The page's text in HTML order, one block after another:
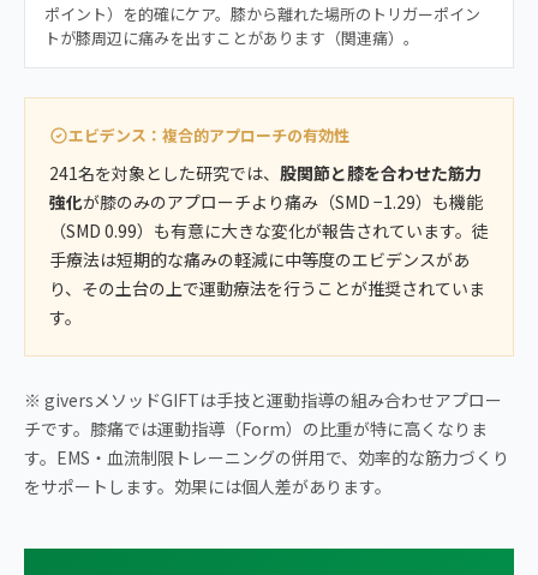
ポイント）を的確にケア。膝から離れた場所のトリガーポイン
トが膝周辺に痛みを出すことがあります（関連痛）。
エビデンス：複合的アプローチの有効性
241名を対象とした研究では、 股関節と膝を合わせた筋力
強化が膝のみのアプローチより痛み（SMD −1.29）も機能
（SMD 0.99）も有意に大きな変化が報告されています。徒
手療法は短期的な痛みの軽減に中等度のエビデンスがあ
り、その土台の上で運動療法を行うことが推奨されていま
す。
※ giversメソッドGIFTは手技と運動指導の組み合わせアプロー
チです。膝痛では運動指導（Form）の比重が特に高くなりま
す。EMS・血流制限トレーニングの併用で、効率的な筋力づくり
をサポートします。効果には個人差があります。